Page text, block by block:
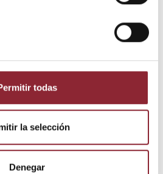
todas
la selección
Denegar